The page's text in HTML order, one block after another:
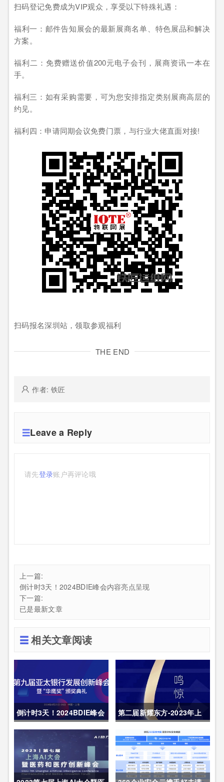
扫码登记免费成为VIP观众，享受以下特殊礼遇：
福利一：邮件告知展会的最新展商名单、特色展品和解决
方案。
福利二：免费赠送价值200元电子会刊，展商资讯一本在
手。
福利三：如有采购需要，可为您安排指定类别展商高层的
约见。
福利四：申请同期会议免费门票，与行业大佬直面对接!
扫码报名深圳站，领取参观福利
THE END
作者: 铁匠
Leave a Reply
请先登录账户再评论哦
上一篇:
倒计时3天！2024BDIE峰会内容亮点呈现
下一篇:
已是最新文章
相关文章阅读
倒计时3天！2024BDIE峰会
内容亮点呈现
第二届新耀东方-2023年上
海网络安全博览会暨高峰论
坛行业盛会1天倒计时